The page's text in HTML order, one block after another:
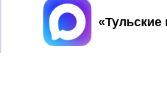
Принять